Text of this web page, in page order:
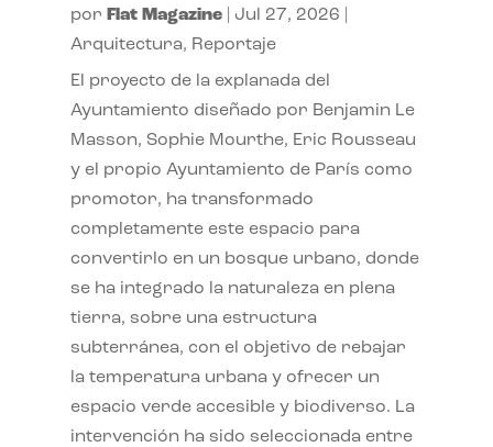
por Flat Magazine| Jul 27, 2026
Arquitectura, Reportaje
El proyecto de la explanada del
Ayuntamiento diseñado por Benjamin Le
Masson, Sophie Mourthe, Eric Rousseau
y el propio Ayuntamiento de París como
promotor, ha transformado
completamente este espacio para
convertirlo en un bosque urbano, donde
se ha integrado la naturaleza en plena
tierra, sobre una estructura
subterránea, con el objetivo de rebajar
la temperatura urbana y ofrecer un
espacio verde accesible y biodiverso. La
intervención ha sido seleccionada entre